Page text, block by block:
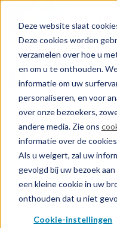
Deze website slaat
Deze cookies worden
verzamelen over hoe u
en om u te onthouden.
informatie om uw
personaliseren, en voor
over onze bezoekers,
andere media. Zie ons
informatie over de
Als u weigert, zal uw
gevolgd bij uw bezoek
een kleine cookie in uw
onthouden dat u niet
Cookie-instellingen
Glenne
+31